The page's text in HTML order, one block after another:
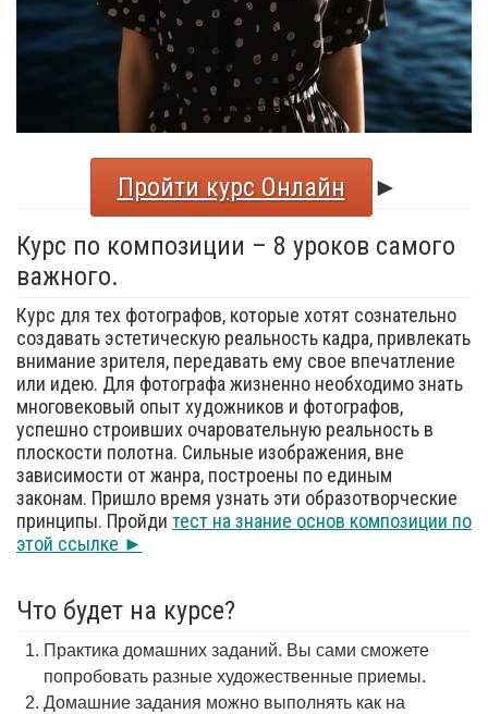
Пройти курс Онлайн
►
Курс по композиции – 8 уроков самого
важного.
Курс для тех фотографов, которые хотят сознательно
создавать эстетическую реальность кадра, привлекать
внимание зрителя, передавать ему свое впечатление
или идею. Для фотографа жизненно необходимо знать
многовековый опыт художников и фотографов,
успешно строивших очаровательную реальность в
плоскости полотна. Сильные изображения, вне
зависимости от жанра, построены по единым
законам. Пришло время узнать эти образотворческие
принципы. Пройди тест на знание основ композиции по
этой ссылке ►
Что будет на курсе?
Практика домашних заданий. Вы сами сможете
попробовать разные художественные приемы.
Домашние задания можно выполнять как на